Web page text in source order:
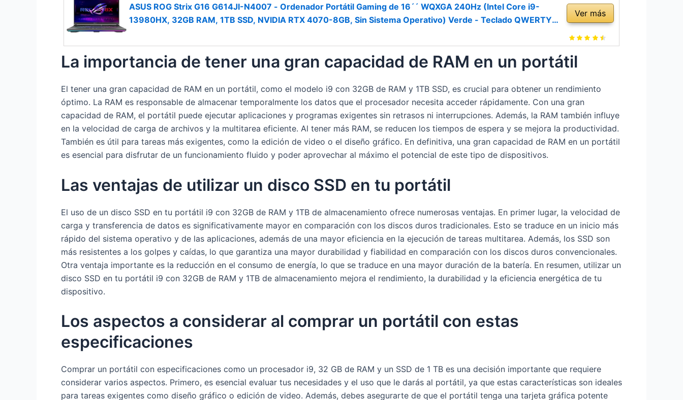
ASUS ROG Strix G16 G614JI-N4007 - Ordenador Portátil Gaming de 16´´ WQXGA 240Hz (Intel Core i9-
13980HX, 32GB RAM, 1TB SSD, NVIDIA RTX 4070-8GB, Sin Sistema Operativo) Verde - Teclado QWERTY
Ver más
La importancia de tener una gran capacidad de RAM en un portátil
El tener una gran capacidad de RAM en un portátil, como el modelo i9 con 32GB de RAM y 1TB SSD, es crucial para obtener un rendimiento
óptimo. La RAM es responsable de almacenar temporalmente los datos que el procesador necesita acceder rápidamente. Con una gran
capacidad de RAM, el portátil puede ejecutar aplicaciones y programas exigentes sin retrasos ni interrupciones. Además, la RAM también influye
en la velocidad de carga de archivos y la multitarea eficiente. Al tener más RAM, se reducen los tiempos de espera y se mejora la productividad.
También es útil para tareas más exigentes, como la edición de video o el diseño gráfico. En definitiva, una gran capacidad de RAM en un portátil
es esencial para disfrutar de un funcionamiento fluido y poder aprovechar al máximo el potencial de este tipo de dispositivos.
Las ventajas de utilizar un disco SSD en tu portátil
El uso de un disco SSD en tu portátil i9 con 32GB de RAM y 1TB de almacenamiento ofrece numerosas ventajas. En primer lugar, la velocidad de
carga y transferencia de datos es significativamente mayor en comparación con los discos duros tradicionales. Esto se traduce en un inicio más
rápido del sistema operativo y de las aplicaciones, además de una mayor eficiencia en la ejecución de tareas multitarea. Además, los SSD son
más resistentes a los golpes y caídas, lo que garantiza una mayor durabilidad y fiabilidad en comparación con los discos duros convencionales.
Otra ventaja importante es la reducción en el consumo de energía, lo que se traduce en una mayor duración de la batería. En resumen, utilizar un
disco SSD en tu portátil i9 con 32GB de RAM y 1TB de almacenamiento mejora el rendimiento, la durabilidad y la eficiencia energética de tu
dispositivo.
Los aspectos a considerar al comprar un portátil con estas
especificaciones
Comprar un portátil con especificaciones como un procesador i9, 32 GB de RAM y un SSD de 1 TB es una decisión importante que requiere
considerar varios aspectos. Primero, es esencial evaluar tus necesidades y el uso que le darás al portátil, ya que estas características son ideales
para tareas exigentes como diseño gráfico o edición de video. Además, debes asegurarte de que el portátil tenga una tarjeta gráfica potente